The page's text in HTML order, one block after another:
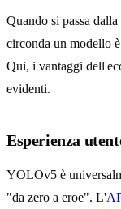
Quando si passa
circonda un modello
Qui, i vantaggi
evidenti.
Esperienza
YOLOv5 è
"da zero a eroe". L'